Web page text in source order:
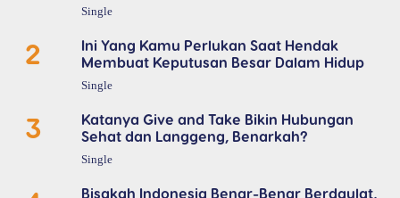
Single
2
Ini Yang Kamu Perlukan Saat Hendak
Membuat Keputusan Besar Dalam Hidup
Single
3
Katanya Give and Take Bikin Hubungan
Sehat dan Langgeng, Benarkah?
Single
Bisakah Indonesia Benar-Benar Berdaulat,